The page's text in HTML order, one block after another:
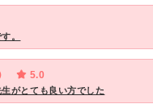
。
5.0
がとても良い方でした